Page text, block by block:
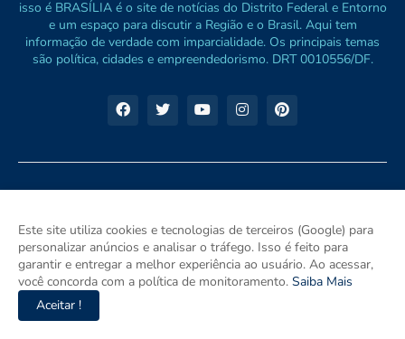
isso é BRASÍLIA é o site de notícias do Distrito Federal e Entorno
e um espaço para discutir a Região e o Brasil. Aqui tem
informação de verdade com imparcialidade. Os principais temas
são política, cidades e empreendedorismo. DRT 0010556/DF.
Este site utiliza cookies e tecnologias de terceiros (Google) para
personalizar anúncios e analisar o tráfego. Isso é feito para
garantir e entregar a melhor experiência ao usuário. Ao acessar,
você concorda com a política de monitoramento. Saiba Mais
Aceitar !